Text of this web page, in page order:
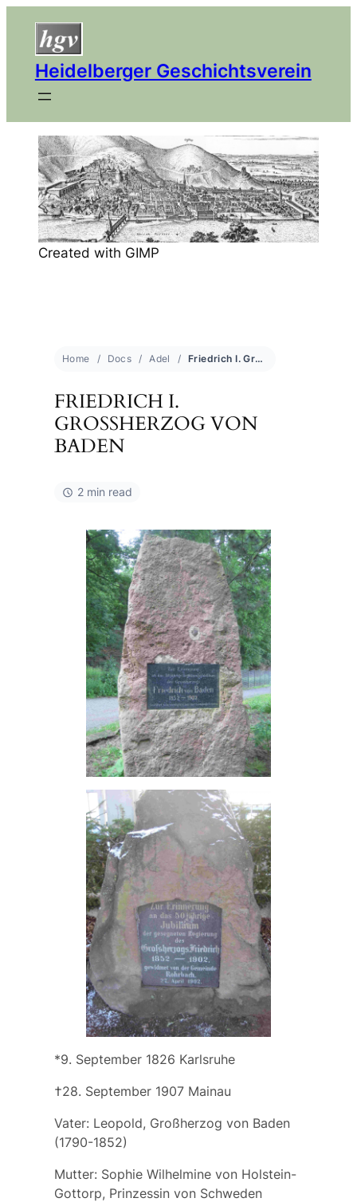
Heidelberger Geschichtsverein
Created with GIMP
Home Docs Adel Friedrich I. Großherzog von Baden
FRIEDRICH I.
GROSSHERZOG VON B
ADEN
2 min read
*9. September 1826 Karlsruhe
†28. September 1907 Mainau
Vater: Leopold, Großherzog von Baden
(1790-1852)
Mutter: Sophie Wilhelmine von Holstein-
Gottorp, Prinzessin von Schweden